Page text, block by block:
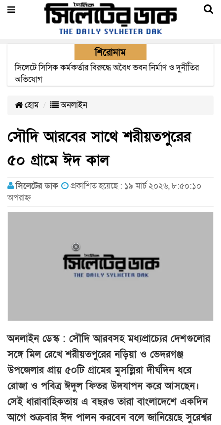
শিরোনাম
২২ ঘণ্টা পর ত্রুটি সেরে জেদ্দার উদ্দেশ্যে ছাড়লো বিমানের ফ্লাইট
হোম অনলাইন
সৌদি আরবের সাথে শরীয়তপুরের
৫০ গ্রামে ঈদ কাল
সিলেটের ডাক
প্রকাশিত হয়েছে : ১৯ মার্চ ২০২৬, ৮:৫০:১০
অপরাহ্ন
অনলাইন ডেস্ক : সৌদি আরবসহ মধ্যপ্রাচ্যের দেশগুলোর
সঙ্গে মিল রেখে শরীয়তপুরের নড়িয়া ও ভেদরগঞ্জ
উপজেলার প্রায় ৫০টি গ্রামের মুসল্লিরা দীর্ঘদিন ধরে
রোজা ও পবিত্র ঈদুল ফিতর উদযাপন করে আসছেন।
সেই ধারাবাহিকতায় এ বছরও তারা বাংলাদেশে একদিন
আগে শুক্রবার ঈদ পালন করবেন বলে জানিয়েছে সুরেশ্বর